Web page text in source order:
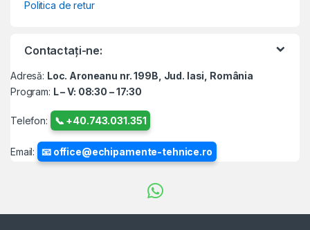
Politica de retur
Contactați-ne:
Adresă: Loc. Aroneanu nr. 199B, Jud. Iasi, România
Program: L – V: 08:30 – 17:30
Telefon: 📞 +40.743.031.351
Email: 📧 office@echipamente-tehnice.ro